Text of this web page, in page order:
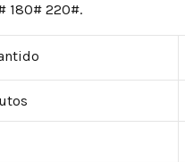
180# 220#.